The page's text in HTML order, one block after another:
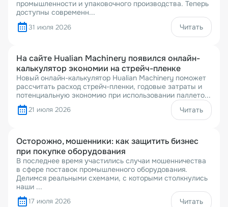
промышленности и упаковочного производства. Теперь
доступны современн...
31 июля 2026 Читать
На сайте Hualian Machinery появился онлайн-
калькулятор экономии на стрейч-пленке
Новый онлайн-калькулятор Hualian Machinery поможет
рассчитать расход стрейч-пленки, годовые затраты и
потенциальную экономию при использовании паллето...
21 июля 2026 Читать
Осторожно, мошенники: как защитить бизнес
при покупке оборудования
В последнее время участились случаи мошенничества
в сфере поставок промышленного оборудования.
Делимся реальными схемами, с которыми столкнулись
наши ...
17 июля 2026 Читать